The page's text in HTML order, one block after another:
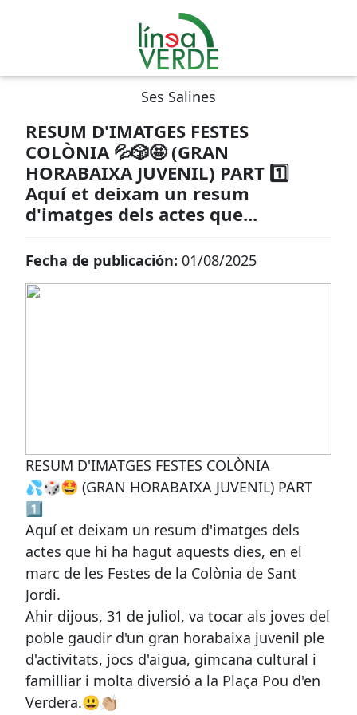
Ses Salines
RESUM D'IMATGES FESTES
COLÒNIA 💦🎲🤩 (GRAN
HORABAIXA JUVENIL) PART 1️⃣
Aquí et deixam un resum
d'imatges dels actes que...
Fecha de publicación: 01/08/2025
RESUM D'IMATGES FESTES COLÒNIA
💦🎲🤩 (GRAN HORABAIXA JUVENIL) PART
1️⃣
Aquí et deixam un resum d'imatges dels
actes que hi ha hagut aquests dies, en el
marc de les Festes de la Colònia de Sant
Jordi.
Ahir dijous, 31 de juliol, va tocar als joves del
poble gaudir d'un gran horabaixa juvenil ple
d'activitats, jocs d'aigua, gimcana cultural i
familliar i molta diversió a la Plaça Pou d'en
Verdera.😃👏🏼